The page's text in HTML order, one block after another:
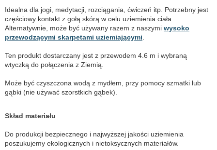
Idealna dla jogi, medytacji, rozciągania, ćwiczeń itp. Potrzebny jest
częściowy kontakt z gołą skórą w celu uziemienia ciała.
Alternatywnie, może być używany razem z naszymi wysoko
przewodzącymi skarpetami uziemiającymi
Ten produkt dostarczany jest z przewodem 4.6 m i wybraną
wtyczką do połączenia z Ziemią.
Może być czyszczona wodą z mydłem, przy pomocy szmatki lub
gąbki (nie używać szorstkich gąbek).
Skład materiału
Do produkcji bezpiecznego i najwyższej jakości uziemienia
poszukujemy ekologicznych i nietoksycznych materiałów.